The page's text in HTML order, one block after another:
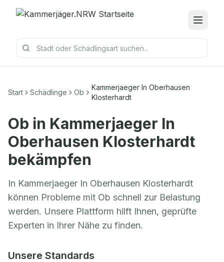
Start Schädlinge Ob
Kammerjaeger In Oberhausen
Klosterhardt
Ob in Kammerjaeger In
Oberhausen Klosterhardt
bekämpfen
In Kammerjaeger In Oberhausen Klosterhardt
können Probleme mit Ob schnell zur Belastung
werden. Unsere Plattform hilft Ihnen, geprüfte
Experten in Ihrer Nähe zu finden.
Unsere Standards